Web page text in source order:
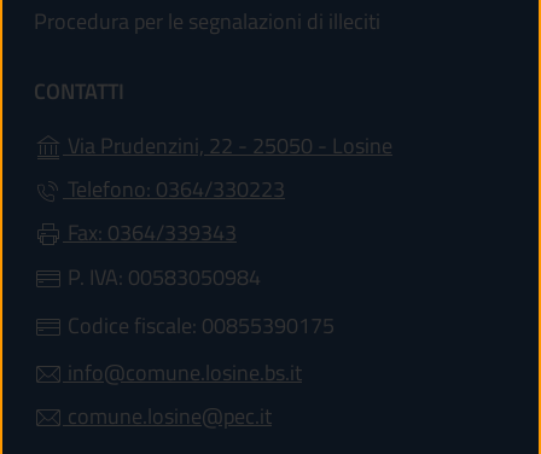
Procedura per le segnalazioni di illeciti
CONTATTI
Via Prudenzini, 22 - 25050 - Losine
Telefono: 0364/330223
Fax: 0364/339343
P. IVA: 00583050984
Codice fiscale: 00855390175
info@comune.losine.bs.it
comune.losine@pec.it